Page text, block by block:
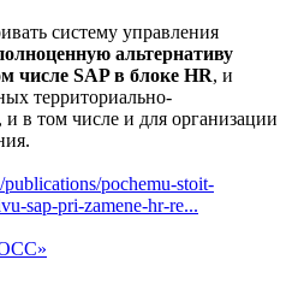
систему управления
альтернативу
числе SAP в блоке HR, и
территориально-
в том числе и для организации
publications/pochemu-stoit-
sap-pri-zamene-hr-re...